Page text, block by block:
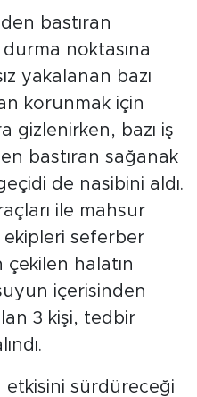
bastıran
noktasına
yakalanan bazı
korunmak için
gizlenirken, bazı iş
bastıran sağanak
de nasibini aldı.
ile mahsur
ekipleri seferber
çekilen halatın
içerisinden
3 kişi, tedbir
etkisini sürdüreceği